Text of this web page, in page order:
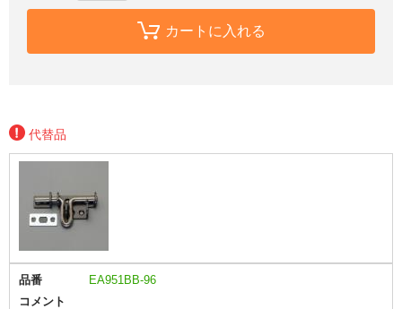
カートに入れる
代替品
品番
EA951BB-96
コメント